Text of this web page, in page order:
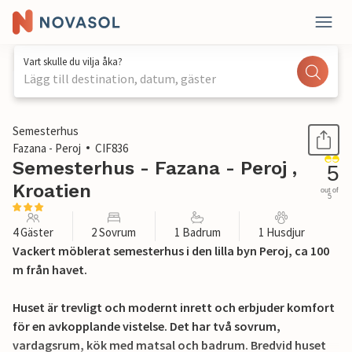
Vart skulle du vilja åka?
Lägg till destination, datum, gäster
1 / 31
Semesterhus
Fazana - Peroj
CIF836
Semesterhus - Fazana - Peroj ,
Kroatien
5
out of
5
4 Gäster 2 Sovrum 1 Badrum 1 Husdjur
Vackert möblerat semesterhus i den lilla byn Peroj, ca 100
m från havet.
Huset är trevligt och modernt inrett och erbjuder komfort
för en avkopplande vistelse. Det har två sovrum,
vardagsrum, kök med matsal och badrum. Bredvid huset